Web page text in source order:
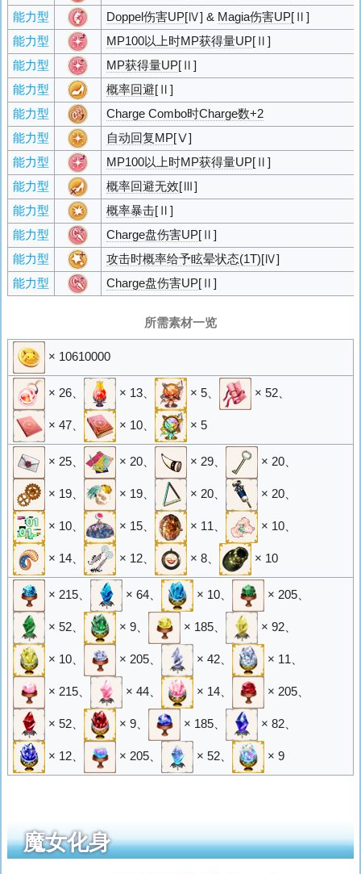
能力型
Doppel伤害UP[Ⅳ] & Magia伤害UP[Ⅱ]
能力型
MP100以上时MP获得量UP[Ⅱ]
能力型
MP获得量UP[Ⅱ]
能力型
概率回避[Ⅱ]
能力型
Charge Combo时Charge数+2
能力型
自动回复MP[Ⅴ]
能力型
MP100以上时MP获得量UP[Ⅱ]
能力型
概率回避无效[Ⅲ]
能力型
概率暴击[Ⅱ]
能力型
Charge盘伤害UP[Ⅱ]
能力型
攻击时概率给予眩晕状态(1T)[Ⅳ]
能力型
Charge盘伤害UP[Ⅱ]
所需素材一览
× 10610000
× 26、 × 13、 × 5、 × 52、
× 47、 × 10、 × 5
× 25、 × 20、 × 29、 × 20、
× 19、 × 19、 × 20、 × 20、
× 10、 × 15、 × 11、 × 10、
× 14、 × 12、 × 8、 × 10
× 215、 × 64、 × 10、 × 205、
× 52、 × 9、 × 185、 × 92、
× 10、 × 205、 × 42、 × 11、
× 215、 × 44、 × 14、 × 205、
× 52、 × 9、 × 185、 × 82、
× 12、 × 205、 × 52、 × 9
魔女化身